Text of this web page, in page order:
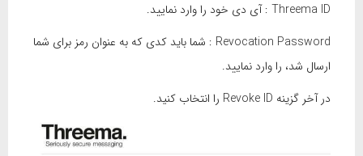
Threema ID : آی دی خود را وارد نمایید.
Revocation Password : شما باید کدی که به عنوان رمز برای شما
ارسال شد، را وارد نمایید.
در آخر گزینه Revoke ID را انتخاب کنید.